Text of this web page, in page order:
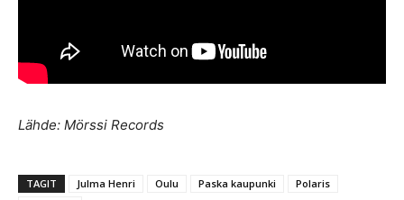
Lähde: Mörssi Records
TAGIT Julma Henri Oulu Paska kaupunki
Polaris